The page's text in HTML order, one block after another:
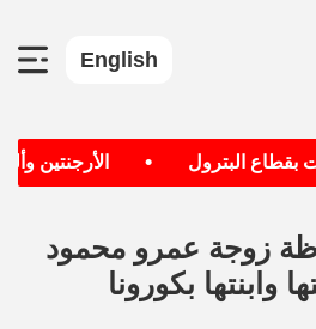
English
البترول الأرجنتين
زوجة عمرو محمود
وابنتها بكورونا